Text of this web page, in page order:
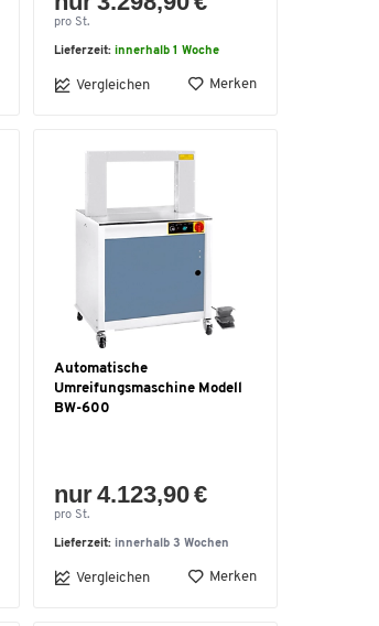
pro St.
Lieferzeit: innerhalb 1 Woche
Vergleichen Merken
Automatische
Umreifungsmaschine Modell
BW-600
nur 4.123,90 €
pro St.
Lieferzeit: innerhalb 3 Wochen
Vergleichen Merken